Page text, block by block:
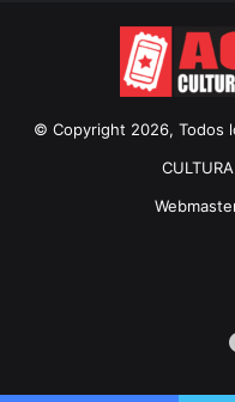
© Copyright 2026, Todos